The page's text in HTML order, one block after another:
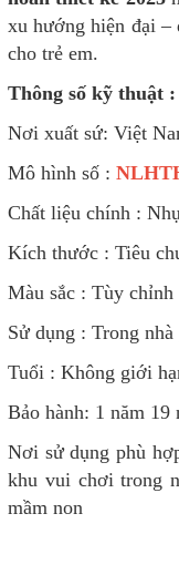
xu hướng hiện đại –
cho trẻ em.
Thông số kỹ thuật :
Nơi xuất sứ: Việt
Mô hình số :
Chất liệu chính :
Kích thước : Tiêu
Màu sắc : Tùy chỉnh
Sử dụng : Trong
Tuổi : Không giới
Bảo hành: 1 năm 19
Nơi sử dụng phù
khu vui chơi trong
mầm non